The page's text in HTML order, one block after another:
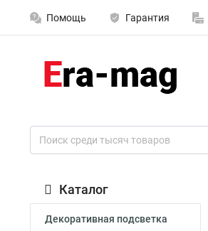
Помощь Гарантия
Каталог
Декоративная подсветка